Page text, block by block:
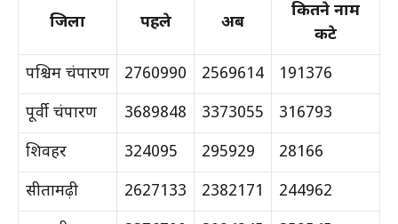
जिला पहले अब
कितने नाम
कटे
पश्चिम चंपारण
2760990 2569614
191376
पूर्वी चंपारण
3689848 3373055
316793
शिवहर
324095 295929
28166
सीतामढ़ी
2627133 2382171
244962